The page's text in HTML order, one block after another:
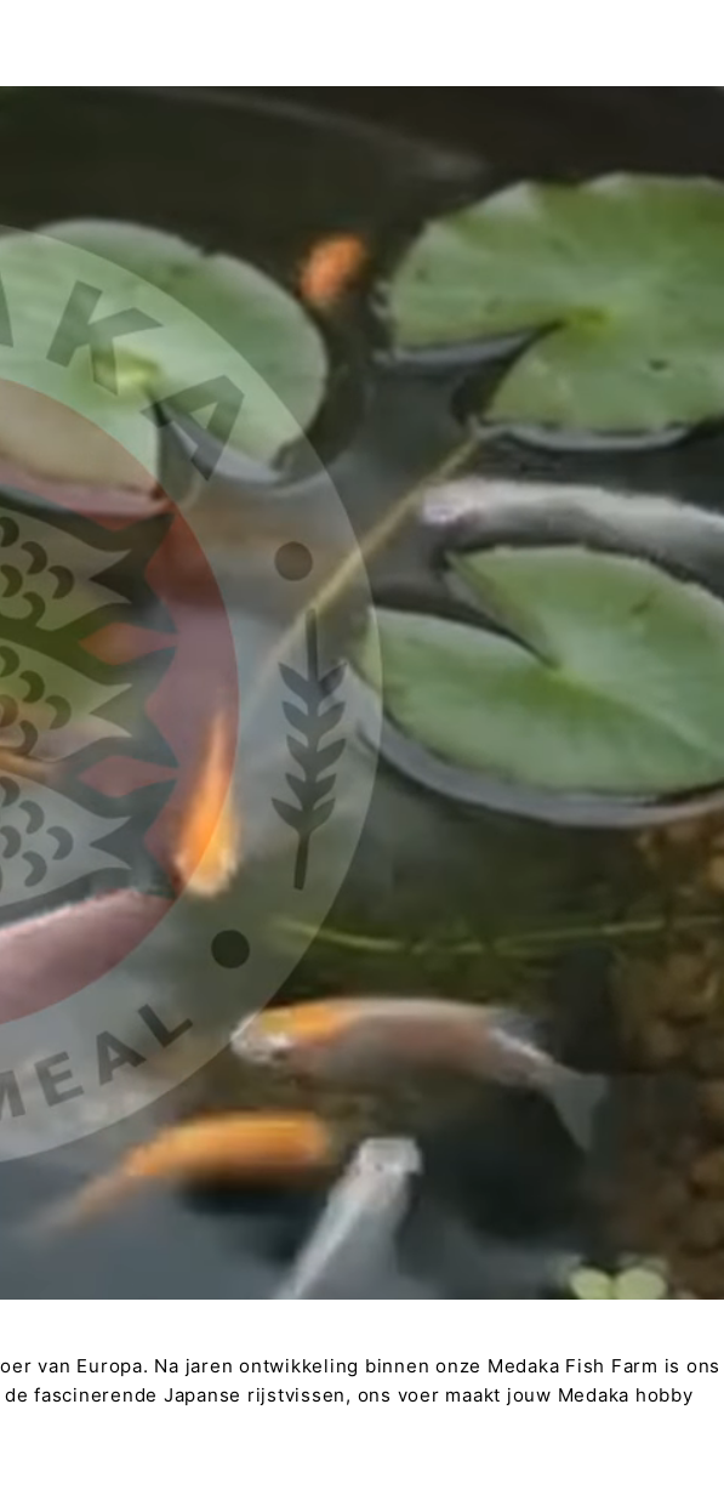
van Europa. Na jaren ontwikkeling binnen onze Medaka Fish Farm is ons
fascinerende Japanse rijstvissen, ons voer maakt jouw Medaka hobby